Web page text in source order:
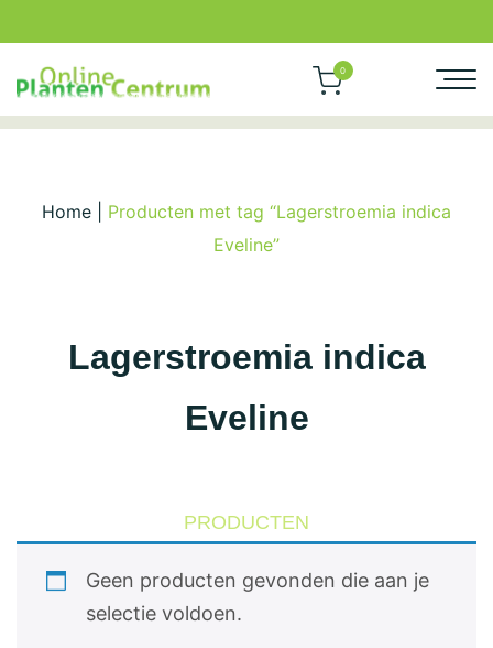
0
Home
Producten met tag “Lagerstroemia indica
Eveline”
Lagerstroemia indica
Eveline
PRODUCTEN
Geen producten gevonden die aan je
selectie voldoen.